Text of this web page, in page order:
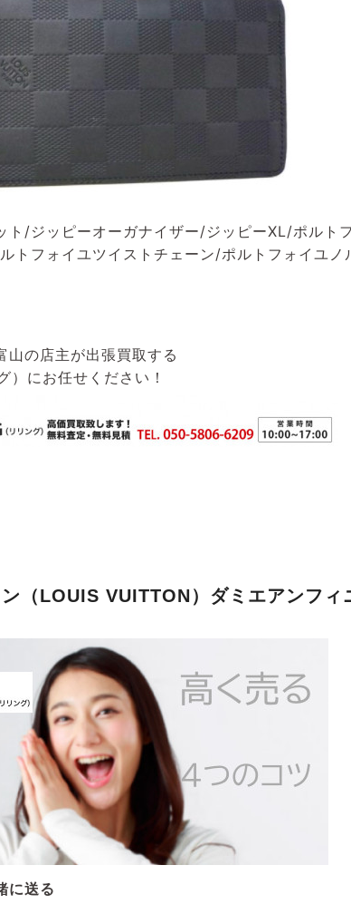
ト/ジッピーオーガナイザー/ジッピーXL/ポルト
トフォイユツイストチェーン/ポルトフォイユ
山の店主が出張買取する
） にお任せください！
（LOUIS VUITTON）ダミエアンフィ
に送る